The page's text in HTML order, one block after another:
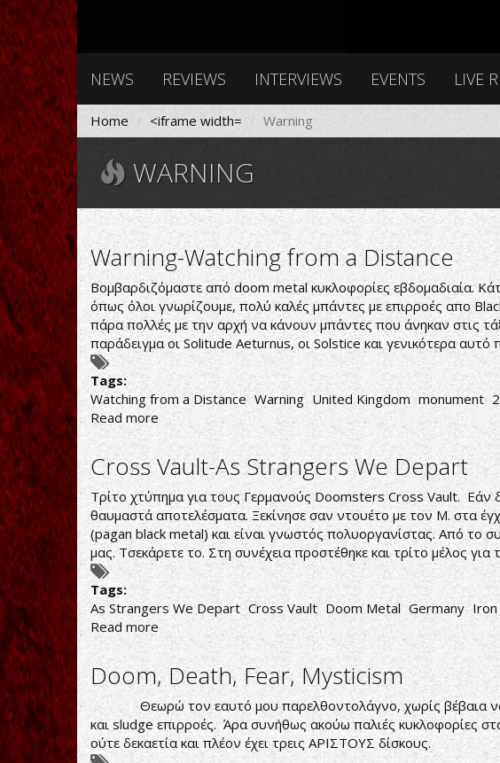
NEWS REVIEWS INTERVIEWS EVENTS LIVE
Home <iframe width= Warning
WARNING
Warning-Watching from a Distance
Βομβαρδιζόμαστε από doom metal κυκλοφορίες εβδομαδιαία.
όπως όλοι γνωρίζουμε, πολύ καλές μπάντες με επιρροές απο
πάρα πολλές με την αρχή να κάνουν μπάντες που άνηκαν στις
παράδειγμα οι Solitude Aeturnus, οι Solstice και γενικότερα
Tags:
Watching from a Distance Warning United Kingdom monument
Read more about
Warning-
Watching
from
a
Distance
Cross Vault-As Strangers We Depart
Τρίτο χτύπημα για τους Γερμανούς Doomsters Cross Vault. Εάν
θαυμαστά αποτελέσματα. Ξεκίνησε σαν ντουέτο με τον M. στα
(pagan black metal) και είναι γνωστός πολυοργανίστας. Από το
μας. Τσεκάρετε το. Στη συνέχεια προστέθηκε και τρίτο μέλος
Tags:
As Strangers We Depart Cross Vault Doom Metal Germany
Read moreabout
Cross
Vault-
As
Strangers
We
Depart
Doom, Death, Fear, Mysticism
Θεωρώ τον εαυτό μου παρελθοντολάγνο, χωρίς βέβαια να
και sludge επιρροές. Άρα συνήθως ακούω παλιές κυκλοφορίες
ούτε δεκαετία και πλέον έχει τρεις ΑΡΙΣΤΟΥΣ δίσκους.